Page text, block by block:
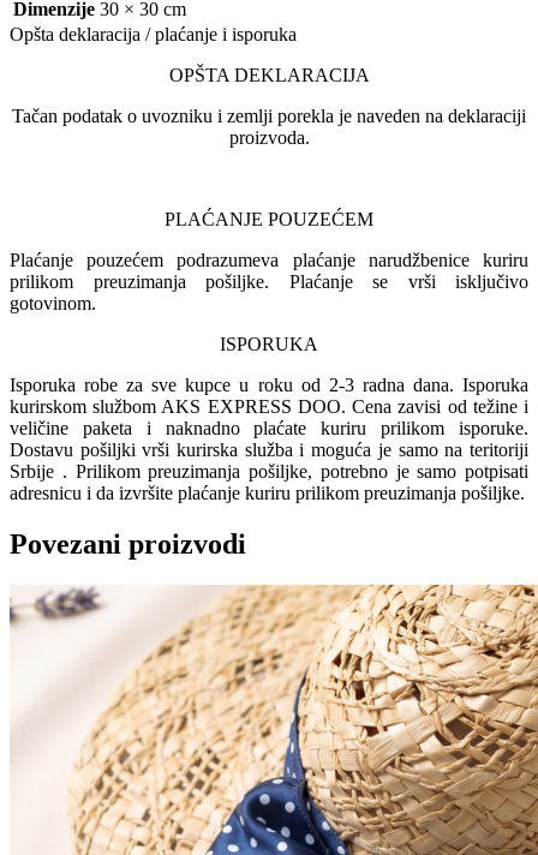
Dimenzije 30 × 30 cm
Opšta deklaracija / plaćanje i isporuka
OPŠTA DEKLARACIJA
Tačan podatak o uvozniku i zemlji porekla je naveden na deklaraciji
proizvoda.
PLAĆANJE POUZEĆEM
Plaćanje pouzećem podrazumeva plaćanje narudžbenice kuriru
prilikom preuzimanja pošiljke. Plaćanje se vrši isključivo
gotovinom.
ISPORUKA
Isporuka robe za sve kupce u roku od 2-3 radna dana. Isporuka
kurirskom službom AKS EXPRESS DOO. Cena zavisi od težine i
veličine paketa i naknadno plaćate kuriru prilikom isporuke.
Dostavu pošiljki vrši kurirska služba i moguća je samo na teritoriji
Srbije . Prilikom preuzimanja pošiljke, potrebno je samo potpisati
adresnicu i da izvršite plaćanje kuriru prilikom preuzimanja pošiljke.
Povezani proizvodi